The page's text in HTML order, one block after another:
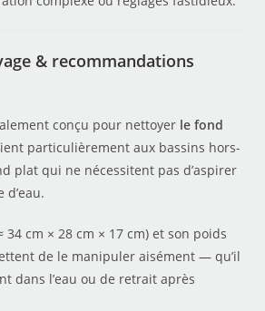
& recommandations
conçu pour nettoyer le fond
particulièrement aux bassins hors-
plat qui ne nécessitent pas d’aspirer
34 cm × 28 cm × 17 cm) et son poids
de le manipuler aisément — qu’il
dans l’eau ou de retrait après